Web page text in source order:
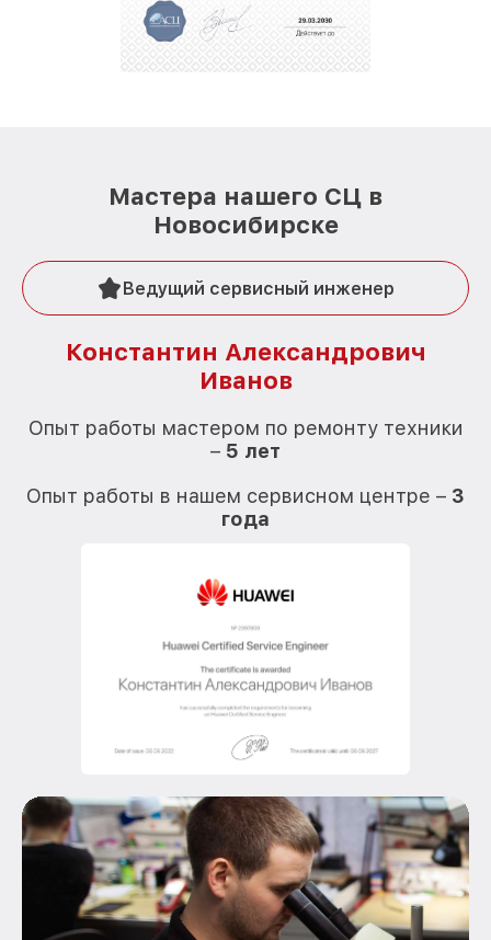
Мастера нашего СЦ в
Новосибирске
Ведущий сервисный инженер
Константин Александрович
Иванов
Опыт работы мастером по ремонту техники
– 5 лет
Опыт работы в нашем сервисном центре – 3
года